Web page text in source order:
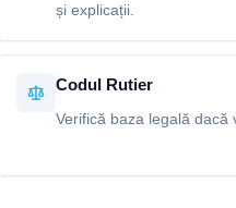
și explicații.
Codul Rutier
Verifică baza legală dacă